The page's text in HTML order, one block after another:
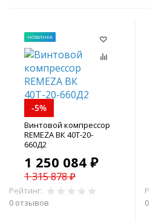
НОВИНКА
-5%
Винтовой компрессор
REMEZA ВК 40Т-20-
660Д2
1 250 084 ₽
1 315 878 ₽
Рейтинг:
0 отзывов